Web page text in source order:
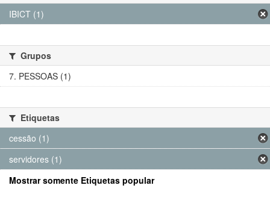
IBICT (1)
Grupos
7. PESSOAS (1)
Etiquetas
cessão (1)
servidores (1)
Mostrar somente Etiquetas popular